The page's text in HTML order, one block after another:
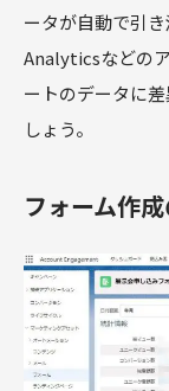
ータが自動で引
Analyticsなどの
ートのデータに
しょう。
フォーム作